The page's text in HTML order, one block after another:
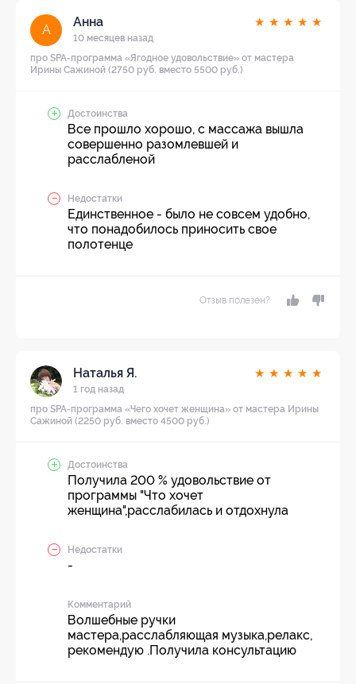
А
Анна
10 месяцев назад
★ ★ ★ ★ ★
про SPA-программа «Ягодное удовольствие» от мастера
Ирины Сажиной (2750 руб. вместо 5500 руб.)
Достоинства
Все прошло хорошо, с массажа вышла
совершенно разомлевшей и
расслабленой
Недостатки
Единственное - было не совсем удобно,
что понадобилось приносить свое
полотенце
Отзыв полезен?
Наталья Я.
1 год назад
★ ★ ★ ★ ★
про SPA-программа «Чего хочет женщина» от мастера Ирины
Сажиной (2250 руб. вместо 4500 руб.)
Достоинства
Получила 200 % удовольствие от
программы "Что хочет
женщина",расслабилась и отдохнула
Недостатки
-
Комментарий
Волшебные ручки
мастера,расслабляющая музыка,релакс,
рекомендую .Получила консультацию